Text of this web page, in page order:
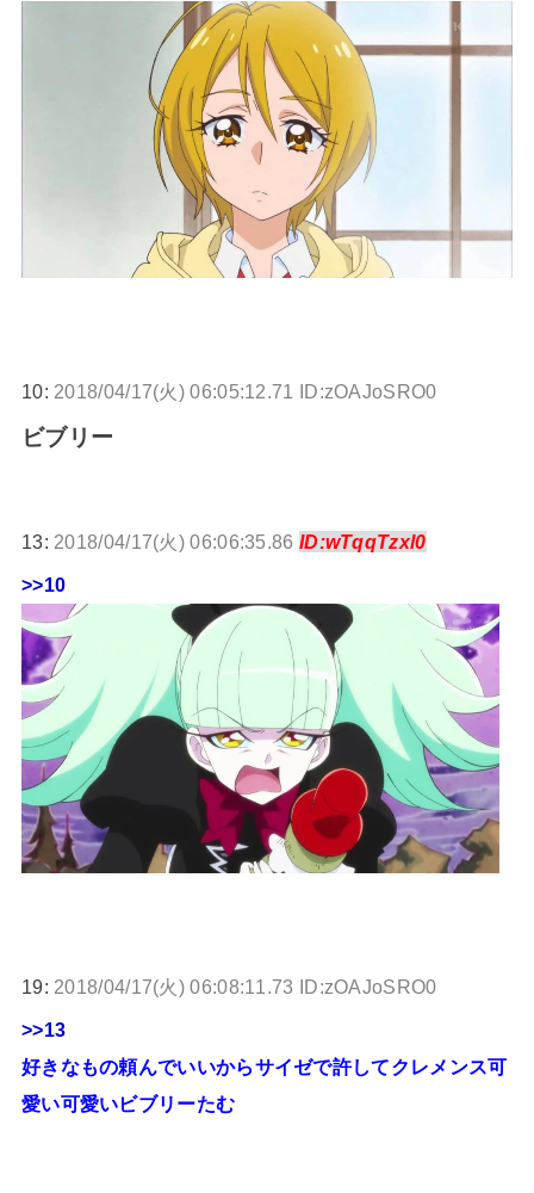
10: 2018/04/17(火) 06:05:12.71 ID:zOAJoSRO0
ビブリー
13: 2018/04/17(火) 06:06:35.86 ID:wTqqTzxl0
>>10
19: 2018/04/17(火) 06:08:11.73 ID:zOAJoSRO0
>>13
好きなもの頼んでいいからサイゼで許してクレメンス可
愛い可愛いビブリーたむ